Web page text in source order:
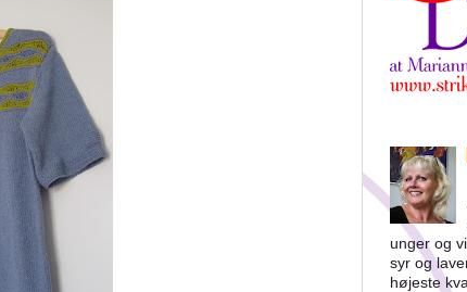
unger og
syr og
højeste